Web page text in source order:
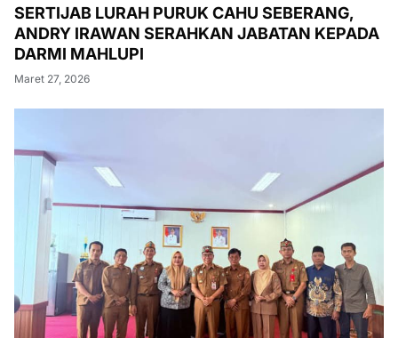
SERTIJAB LURAH PURUK CAHU SEBERANG,
ANDRY IRAWAN SERAHKAN JABATAN KEPADA
DARMI MAHLUPI
Maret 27, 2026